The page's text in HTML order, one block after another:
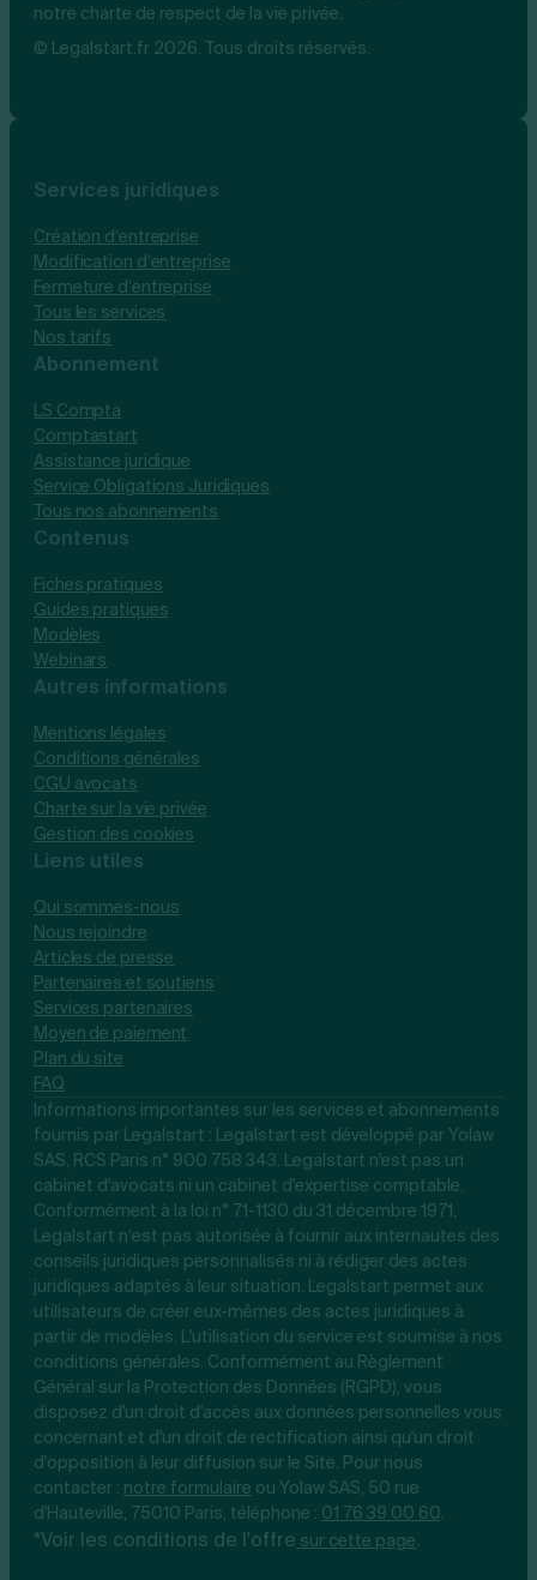
notre charte de respect de la vie privée.
© Legalstart.fr 2026. Tous droits réservés.
Services juridiques
Création d’entreprise
Modification d’entreprise
Fermeture d’entreprise
Tous les services
Nos tarifs
Abonnement
LS Compta
Comptastart
Assistance juridique
Service Obligations Juridiques
Tous nos abonnements
Contenus
Fiches pratiques
Guides pratiques
Modèles
Webinars
Autres informations
Mentions légales
Conditions générales
CGU avocats
Charte sur la vie privée
Gestion des cookies
Liens utiles
Qui sommes-nous
Nous rejoindre
Articles de presse
Partenaires et soutiens
Services partenaires
Moyen de paiement
Plan du site
FAQ
Informations importantes sur les services et abonnements
fournis par Legalstart : Legalstart est développé par Yolaw
SAS, RCS Paris n° 900 758 343. Legalstart n'est pas un
cabinet d'avocats ni un cabinet d'expertise comptable.
Conformément à la loi n° 71-1130 du 31 décembre 1971,
Legalstart n’est pas autorisée à fournir aux internautes des
conseils juridiques personnalisés ni à rédiger des actes
juridiques adaptés à leur situation. Legalstart permet aux
utilisateurs de créer eux-mêmes des actes juridiques à
partir de modèles. L'utilisation du service est soumise à nos
conditions générales. Conformément au Règlement
Général sur la Protection des Données (RGPD), vous
disposez d'un droit d'accès aux données personnelles vous
concernant et d'un droit de rectification ainsi qu'un droit
d'opposition à leur diffusion sur le Site. Pour nous
contacter : notre formulaire ou Yolaw SAS, 50 rue
d'Hauteville, 75010 Paris, téléphone : 01 76 39 00 60.
*Voir les conditions de l'offre sur cette page.